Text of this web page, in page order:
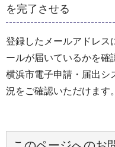
を完了させる
登録したメールアドレス
ールが届いているかを確
横浜市電子申請・届出シ
況をご確認いただけます。